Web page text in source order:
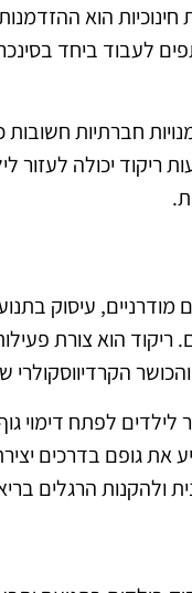
חינוכיות הוא
לעבוד ביחד
חברתיות
יכולה לעזור
עיסוק
הוא צורת
הקרדיווסקולרי
לילדים לפתח דימוי
גופם בדרכים
ולהקנות הרגלים